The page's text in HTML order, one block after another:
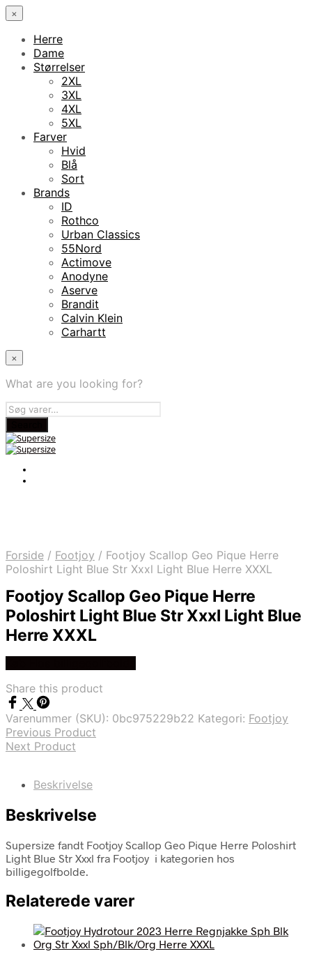
×
Herre
Dame
Størrelser
2XL
3XL
4XL
5XL
Farver
Hvid
Blå
Sort
Brands
ID
Rothco
Urban Classics
55Nord
Actimove
Anodyne
Aserve
Brandit
Calvin Klein
Carhartt
×
What are you looking for?
Forside / Footjoy / Footjoy Scallop Geo Pique Herre
Poloshirt Light Blue Str Xxxl Light Blue Herre XXXL
Footjoy Scallop Geo Pique Herre
Poloshirt Light Blue Str Xxxl Light Blue
Herre XXXL
Share this product
Varenummer (SKU): 0bc975229b22 Kategori: Footjoy
Previous Product
Next Product
Beskrivelse
Beskrivelse
Supersize fandt Footjoy Scallop Geo Pique Herre Poloshirt
Light Blue Str Xxxl fra Footjoy i kategorien hos
billigegolfbolde.
Relaterede varer